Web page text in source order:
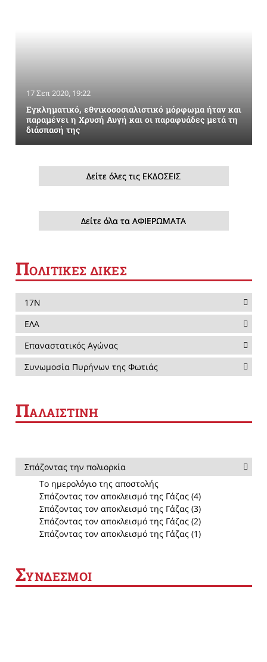
17 Σεπ 2020, 19:22
Εγκληματικό, εθνικοσοσιαλιστικό μόρφωμα ήταν και
παραμένει η Χρυσή Αυγή και οι παραφυάδες μετά τη
διάσπασή της
Δείτε όλες τις ΕΚΔΟΣΕΙΣ
Δείτε όλα τα ΑΦΙΕΡΩΜΑΤΑ
ΠΟΛΙΤΙΚΕΣ ΔΙΚΕΣ
17Ν
ΕΛΑ
Επαναστατικός Αγώνας
Συνωμοσία Πυρήνων της Φωτιάς
ΠΑΛΑΙΣΤΙΝΗ
Σπάζοντας την πολιορκία
Το ημερολόγιο της αποστολής
Σπάζοντας τον αποκλεισμό της Γάζας (4)
Σπάζοντας τον αποκλεισμό της Γάζας (3)
Σπάζοντας τον αποκλεισμό της Γάζας (2)
Σπάζοντας τον αποκλεισμό της Γάζας (1)
ΣΥΝΔΕΣΜΟΙ